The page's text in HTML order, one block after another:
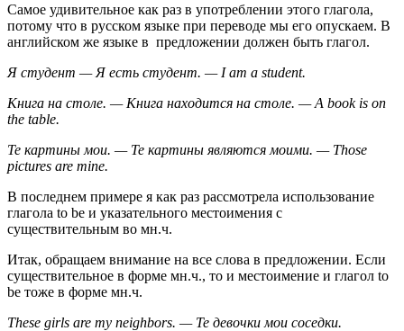
Самое удивительное как раз в употреблении этого глагола,
потому что в русском языке при переводе мы его опускаем. В
английском же языке в предложении должен быть глагол.
Я студент — Я есть студент. — I am a student.
Книга на столе. — Книга находится на столе. — A book is on
the table.
Те картины мои. — Те картины являются моими. — Those
pictures are mine.
В последнем примере я как раз рассмотрела использование
глагола to be и указательного местоимения с
существительным во мн.ч.
Итак, обращаем внимание на все слова в предложении. Если
существительное в форме мн.ч., то и местоимение и глагол to
be тоже в форме мн.ч.
These girls are my neighbors. — Те девочки мои соседки.